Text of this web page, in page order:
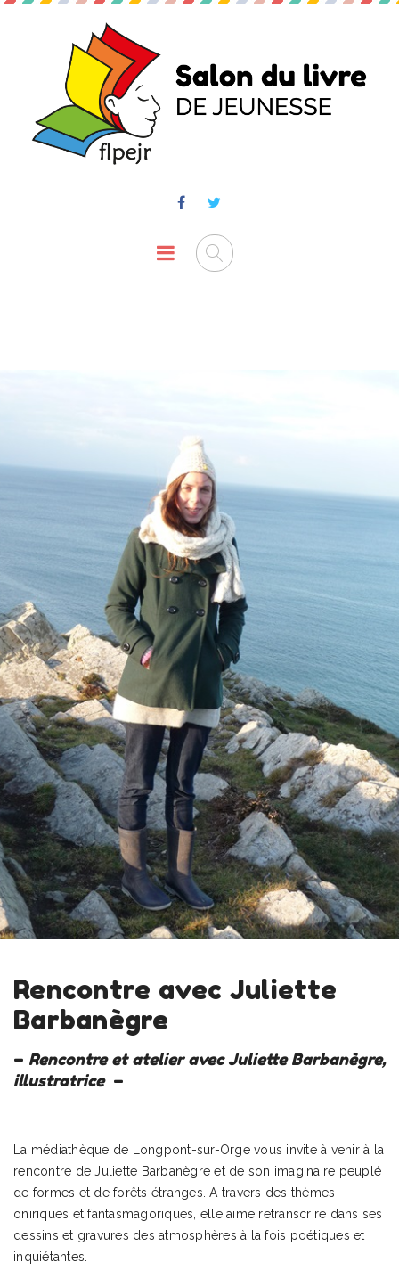
Rencontre avec Juliette
Barbanègre
– Rencontre et atelier avec Juliette Barbanègre,
illustratrice –
La médiathèque de Longpont-sur-Orge vous invite à venir à la
rencontre de Juliette Barbanègre et de son imaginaire peuplé
de formes et de forêts étranges. A travers des thèmes
oniriques et fantasmagoriques, elle aime retranscrire dans ses
dessins et gravures des atmosphères à la fois poétiques et
inquiétantes.